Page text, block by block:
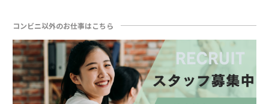
コンビニ以外のお仕事はこちら